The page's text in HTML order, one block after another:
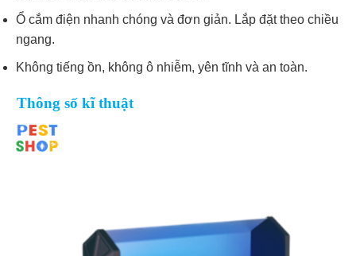
Ổ cắm điện nhanh chóng và đơn giản. Lắp đặt theo chiều
ngang.
Không tiếng ồn, không ô nhiễm, yên tĩnh và an toàn.
Thông số kĩ thuật